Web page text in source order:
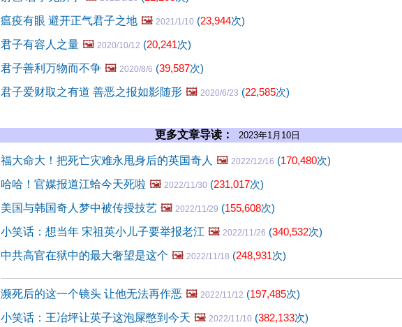
瘟疫有眼 避开正气君子之地 🖼️ 2021/1/10 (23,944次)
君子有容人之量 🖼️ 2020/10/12 (20,241次)
君子善利万物而不争 🖼️ 2020/8/6 (39,587次)
君子爱财取之有道 善恶之报如影随形 🖼️ 2020/6/23 (22,585次)
更多文章导读： 2023年1月10日
福大命大！把死亡灾难永甩身后的英国奇人 🖼️ 2022/12/16 (170,480次)
哈哈！官媒报道江蛤今天死啦 🖼️ 2022/11/30 (231,017次)
美国与韩国奇人梦中被传授技艺 🖼️ 2022/11/29 (155,608次)
小笑话：想当年 宋祖英小儿子要举报老江 🖼️ 2022/11/26 (340,532次)
中共高官在狱中的最大奢望是这个 🖼️ 2022/11/18 (248,931次)
濒死后的这一个镜头 让他无法再作恶 🖼️ 2022/11/12 (197,485次)
小笑话：王冶坪让英子这泡屎憋到今天 🖼️ 2022/11/10 (382,133次)